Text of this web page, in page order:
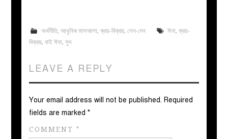
অর্থনীতি, আধুনিক মাসআলা, ক্রয়-বিক্রয়, লেন-দেন ঈনা, ক্রয়-
বিক্রয়,বাই ঈনা,সুদ
LEAVE A REPLY
Your email address will not be published. Required
fields are marked*
COMMENT*